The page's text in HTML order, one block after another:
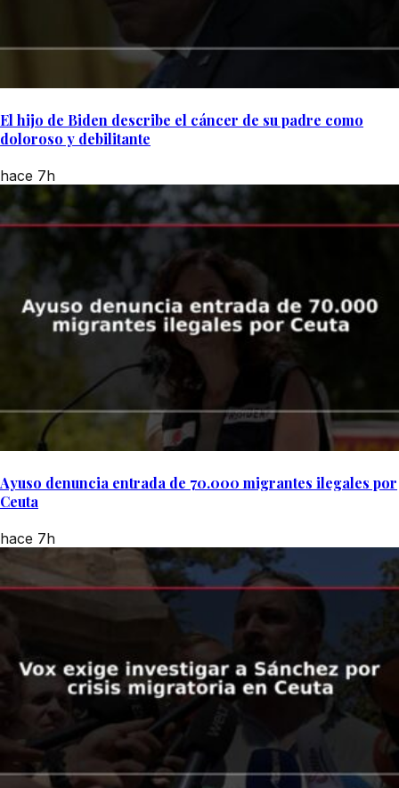
El hijo de Biden describe el cáncer de su padre como
doloroso y debilitante
hace 7h
Ayuso denuncia entrada de 70.000 migrantes ilegales por
Ceuta
hace 7h